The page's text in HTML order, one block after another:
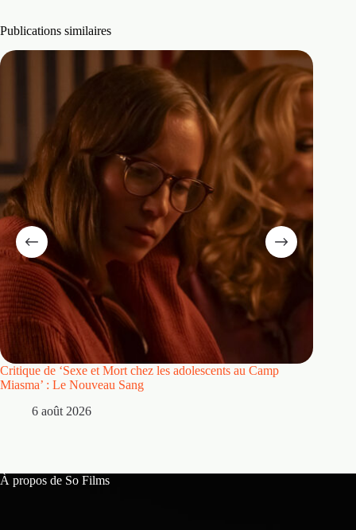
Publications similaires
Critique de ‘Sexe et Mort chez les adolescents au Camp
Miasma’ : Le Nouveau Sang
6 août 2026
À propos de So Films